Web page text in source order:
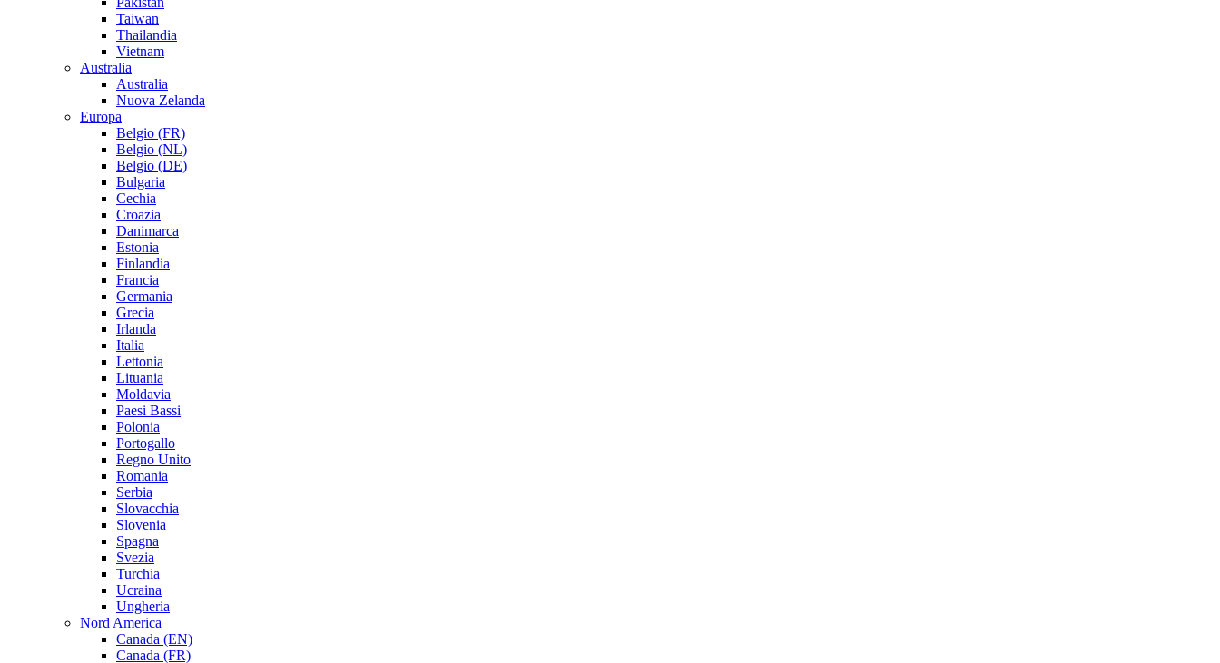
Taiwan
Thailandia
Vietnam
Australia
Australia
Nuova Zelanda
Europa
Belgio (FR)
Belgio (NL)
Belgio (DE)
Bulgaria
Cechia
Croazia
Danimarca
Estonia
Finlandia
Francia
Germania
Grecia
Irlanda
Italia
Lettonia
Lituania
Moldavia
Paesi Bassi
Polonia
Portogallo
Regno Unito
Romania
Serbia
Slovacchia
Slovenia
Spagna
Svezia
Turchia
Ucraina
Ungheria
Nord America
Canada (EN)
Canada (FR)